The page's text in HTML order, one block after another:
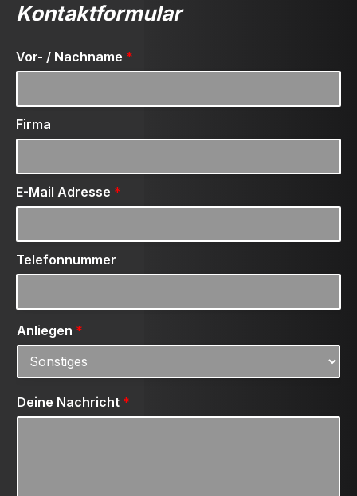
Kontaktformular
Vor- / Nachname *
Firma
E-Mail Adresse *
Telefonnummer
Anliegen *
Deine Nachricht *